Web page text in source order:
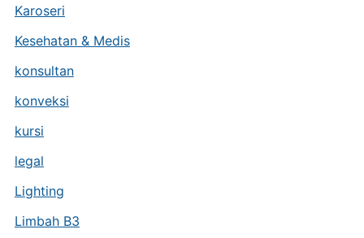
Karoseri
Kesehatan & Medis
konsultan
konveksi
kursi
legal
Lighting
Limbah B3